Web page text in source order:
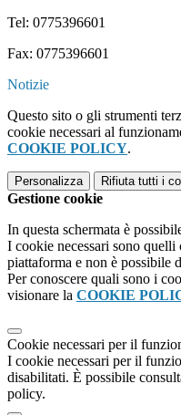
Tel: 0775396601
Fax: 0775396601
Notizie
Questo sito o gli strumenti
cookie necessari al
COOKIE POLICY.
Personalizza Rifiuta tutti i
Gestione cookie
In questa schermata è
I cookie necessari sono
piattaforma e non è possibile
Per conoscere quali sono i
visionare la COOKIE
Cookie necessari per il
I cookie necessari per il
disabilitati. È possibile
policy.